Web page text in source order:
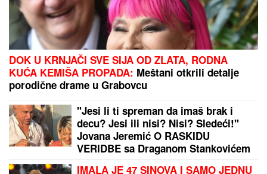
DOK U KRNJAČI SVE SIJA OD ZLATA, RODNA
KUĆA KEMIŠA PROPADA: Meštani otkrili detalje
porodične drame u Grabovcu
"Jesi li ti spreman da imaš brak i
decu? Jesi ili nisi? Nisi? Sledeći!"
Jovana Jeremić O RASKIDU
VERIDBE sa Draganom Stankovićem
IMALA JE 47 SINOVA I SAMO JEDNU